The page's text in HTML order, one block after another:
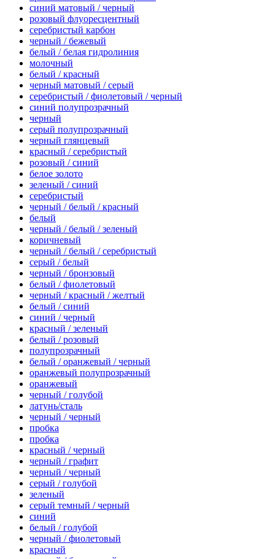
синий матовый / черный
розовый флуоресцентный
серебристый карбон
черный / бежевый
белый / белая гидролиния
молочный
белый / красный
черный матовый / серый
серебристый / фиолетовый / черный
синий полупрозрачный
черный
серый полупрозрачный
черный глянцевый
красный / серебристый
розовый / синий
белое золото
зеленый / синий
серебристый
черный / белый / красный
белый
черный / белый / зеленый
коричневый
черный / белый / серебристый
серый / белый
черный / бронзовый
белый / фиолетовый
черный / красный / желтый
белый / синий
синий / черный
красный / зеленый
белый / розовый
полупрозрачный
белый / оранжевый / черный
оранжевый полупрозрачный
оранжевый
черный / голубой
латунь/сталь
черный / черный
пробка
пробка
красный / черный
черный / графит
черный / черный
серый / голубой
зеленый
серый темный / черный
синий
белый / голубой
черный / фиолетовый
красный